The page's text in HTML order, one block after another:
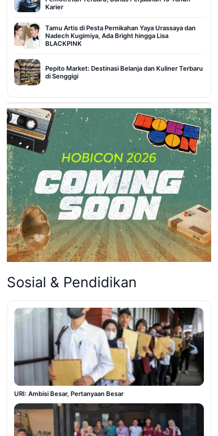
Karier
Tamu Artis di Pesta Pernikahan Yaya Urassaya dan
Nadech Kugimiya, Ada Bright hingga Lisa
BLACKPINK
Pepito Market: Destinasi Belanja dan Kuliner Terbaru
di Senggigi
Sosial & Pendidikan
URI: Ambisi Besar, Pertanyaan Besar